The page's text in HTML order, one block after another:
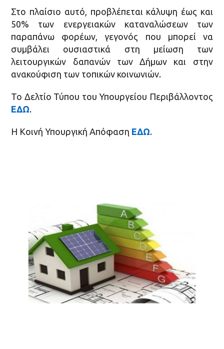
Στο πλαίσιο αυτό, προβλέπεται κάλυψη έως και
50% των ενεργειακών καταναλώσεων των
παραπάνω φορέων, γεγονός που μπορεί να
συμβάλει ουσιαστικά στη μείωση των
λειτουργικών δαπανών των Δήμων και στην
ανακούφιση των τοπικών κοινωνιών.
Το Δελτίο Τύπου του Υπουργείου Περιβάλλοντος
ΕΔΩ.
Η Κοινή Υπουργική Απόφαση ΕΔΩ.